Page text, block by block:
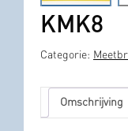
KMK8
Categorie:
Omschrijving